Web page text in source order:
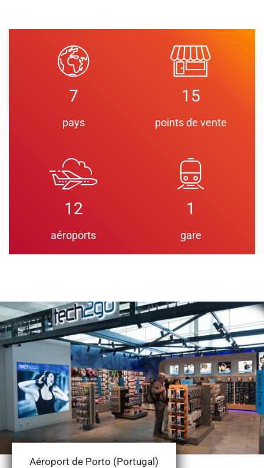
7
pays
15
points de vente
12
aéroports
1
gare
Aéroport de Porto (Portugal)